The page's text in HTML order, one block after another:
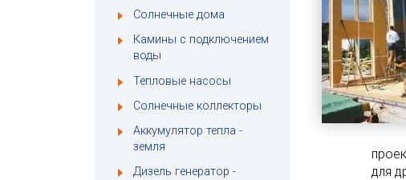
для
Солнечные дома
Камины с подключением
воды
Тепловые насосы
Солнечные коллекторы
Аккумулятор тепла -
земля
Дизель генератор -